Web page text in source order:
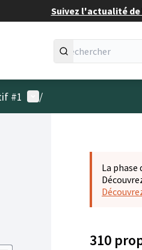
Suivez l'actualité
#1 Menu utilisateur
/
La phase
310